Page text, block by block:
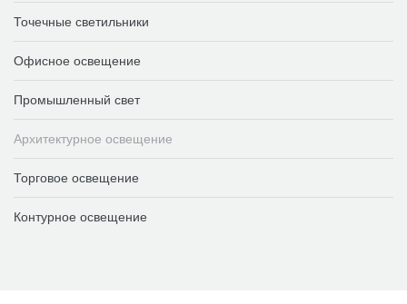
Точечные светильники
Офисное освещение
Промышленный свет
Архитектурное освещение
Торговое освещение
Контурное освещение